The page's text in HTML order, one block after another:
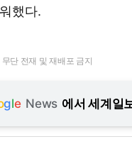
했다.
단 전재 및 재배포 금지
gle News 에서 세계일